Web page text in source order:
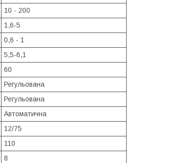
10 - 200
1,6-5
0,6 - 1
5,5-6,1
60
Регульована
Регульована
Автоматична
12/75
110
8